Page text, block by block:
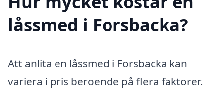
låssmed i Forsbacka?
Att anlita en låssmed i Forsbacka kan
variera i pris beroende på flera faktorer.